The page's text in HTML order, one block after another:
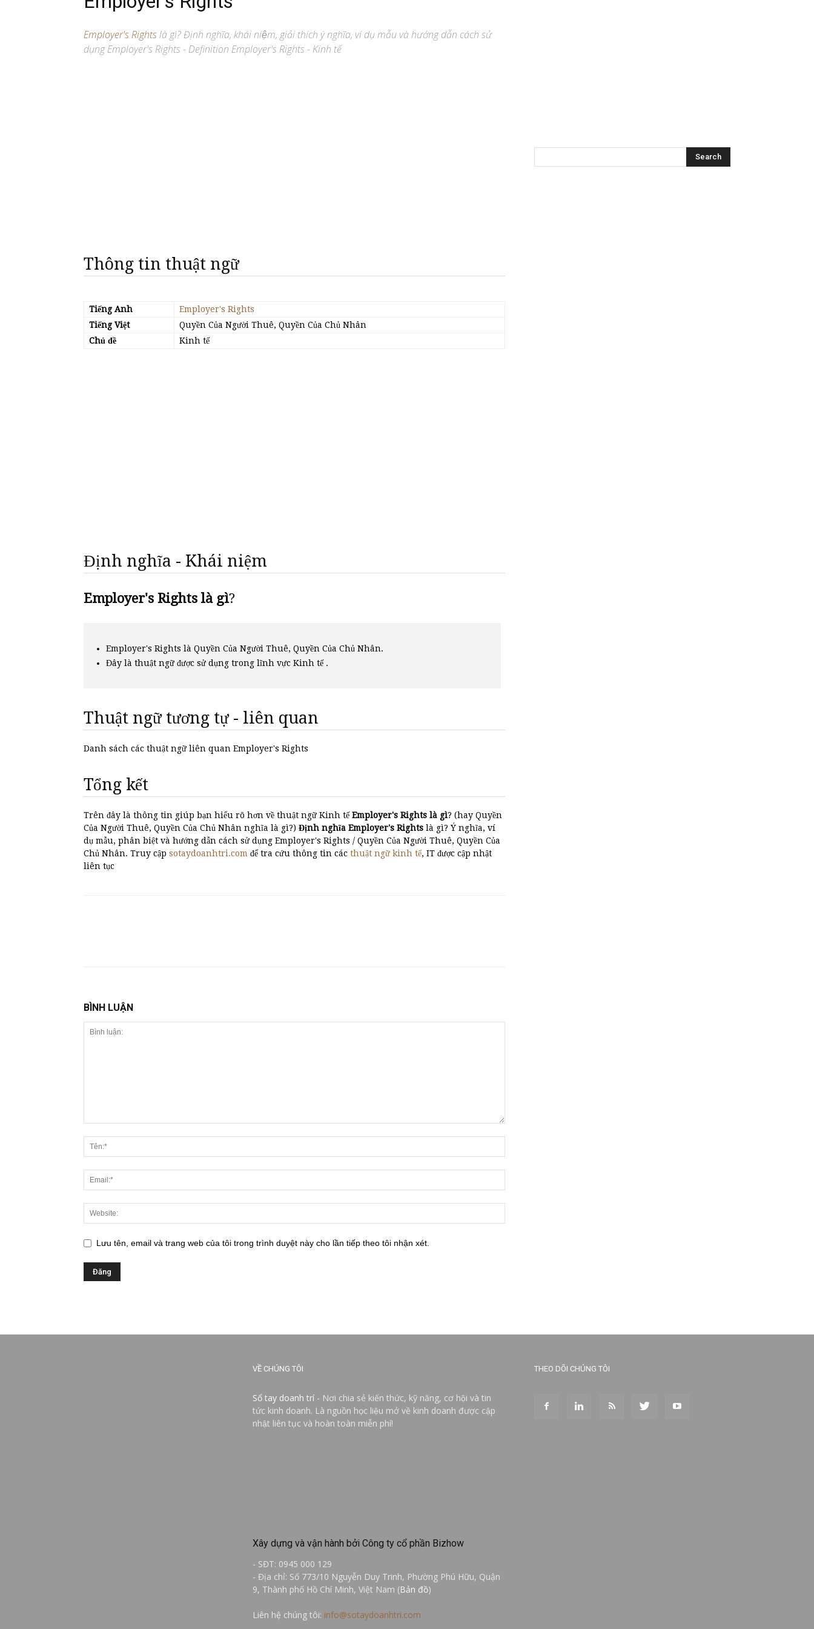
Employer's Rightslà gì? Định nghĩa, khái niệm, giải thích ý nghĩa, ví dụ mẫu và hướng dẫn cách sử
dụng Employer's Rights - Definition Employer's Rights - Kinh tế
Thông tin thuật ngữ
Tiếng Anh
Employer's Rights
Tiếng Việt
Quyền Của Người Thuê, Quyền Của Chủ Nhân
Chủ đề
Kinh tế
Định nghĩa - Khái niệm
Employer's Rights là gì?
Employer's Rights là Quyền Của Người Thuê, Quyền Của Chủ Nhân.
Đây là thuật ngữ được sử dụng trong lĩnh vực Kinh tế .
Thuật ngữ tương tự - liên quan
Danh sách các thuật ngữ liên quan Employer's Rights
Tổng kết
Trên đây là thông tin giúp bạn hiểu rõ hơn về thuật ngữ Kinh tếEmployer's Rights là gì? (hay Quyền
Của Người Thuê, Quyền Của Chủ Nhân nghĩa là gì?) Định nghĩa Employer's Rights là gì? Ý nghĩa, ví
dụ mẫu, phân biệt và hướng dẫn cách sử dụng Employer's Rights / Quyền Của Người Thuê, Quyền Của
Chủ Nhân. Truy cập sotaydoanhtri.com để tra cứu thông tin các thuật ngữ kinh tế, IT được cập nhật
liên tục
BÌNH LUẬN
Lưu tên, email và trang web của tôi trong trình duyệt này cho lần tiếp theo tôi nhận xét.
VỀ CHÚNG TÔI
Sổ tay doanh trí - Nơi chia sẻ kiến thức, kỹ năng, cơ hội và tin
tức kinh doanh. Là nguồn học liệu mở về kinh doanh được cập
nhật liên tục và hoàn toàn miễn phí!
Xây dựng và vận hành bởi Công ty cổ phần Bizhow
- SĐT: 0945 000 129
- Địa chỉ: Số 773/10 Nguyễn Duy Trinh, Phường Phú Hữu, Quận
9, Thành phố Hồ Chí Minh, Việt Nam (Bản đồ)
Liên hệ chúng tôi: info@sotaydoanhtri.com
THEO DÕI CHÚNG TÔI